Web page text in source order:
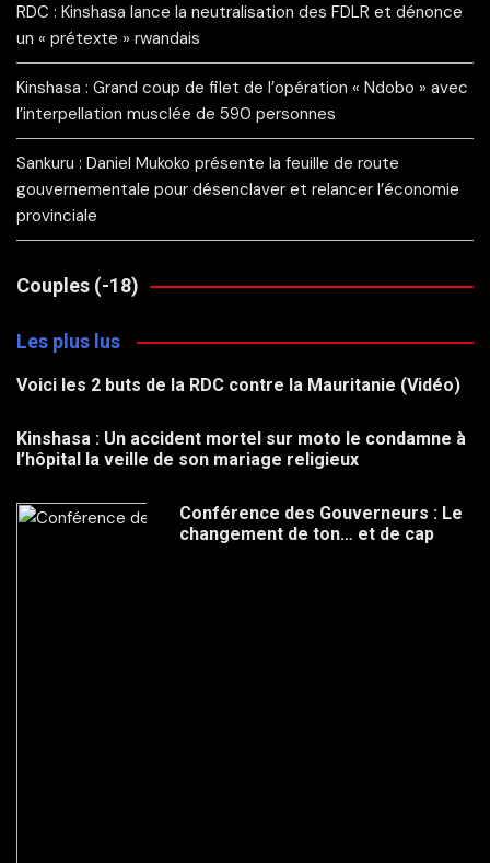
RDC : Kinshasa lance la neutralisation des FDLR et dénonce
un « prétexte » rwandais
Kinshasa : Grand coup de filet de l’opération « Ndobo » avec
l’interpellation musclée de 590 personnes
Sankuru : Daniel Mukoko présente la feuille de route
gouvernementale pour désenclaver et relancer l’économie
provinciale
Couples (-18)
Les plus lus
Voici les 2 buts de la RDC contre la Mauritanie (Vidéo)
Kinshasa : Un accident mortel sur moto le condamne à
l’hôpital la veille de son mariage religieux
Conférence des Gouverneurs : Le
changement de ton… et de cap